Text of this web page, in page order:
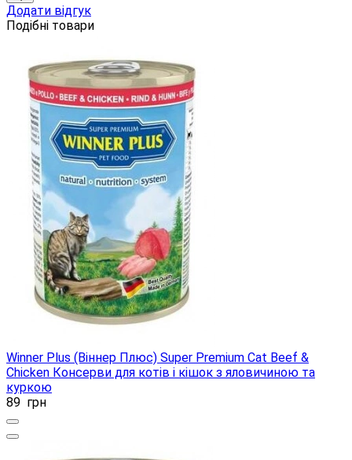
Додати відгук
Подібні товари
Winner Plus (Віннер Плюс) Super Premium Cat Beef &
Chicken Консерви для котів і кішок з яловичиною та
куркою
89 грн